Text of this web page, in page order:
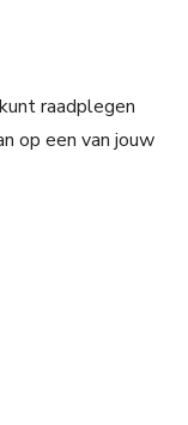
raadplegen
op een van jouw